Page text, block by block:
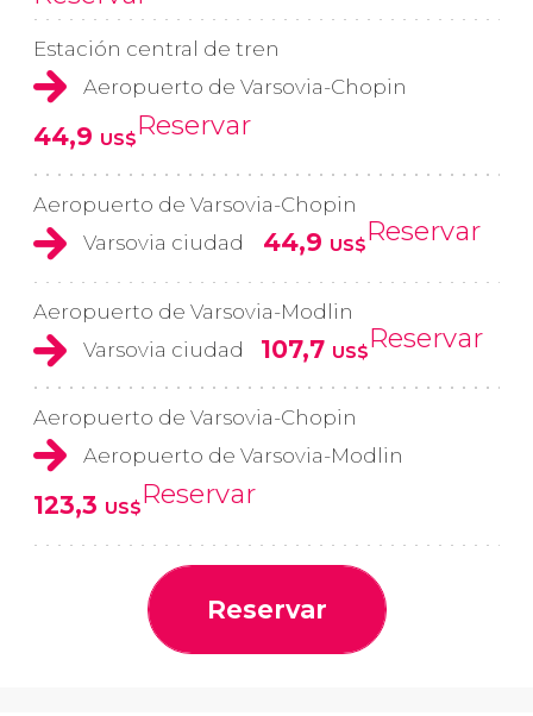
Estación central de tren
Aeropuerto de Varsovia-Chopin
44,9 US$Reservar
Aeropuerto de Varsovia-Chopin
Varsovia ciudad
44,9 US$Reservar
Aeropuerto de Varsovia-Modlin
Varsovia ciudad
107,7 US$Reservar
Aeropuerto de Varsovia-Chopin
Aeropuerto de Varsovia-Modlin
123,3 US$Reservar
Reservar